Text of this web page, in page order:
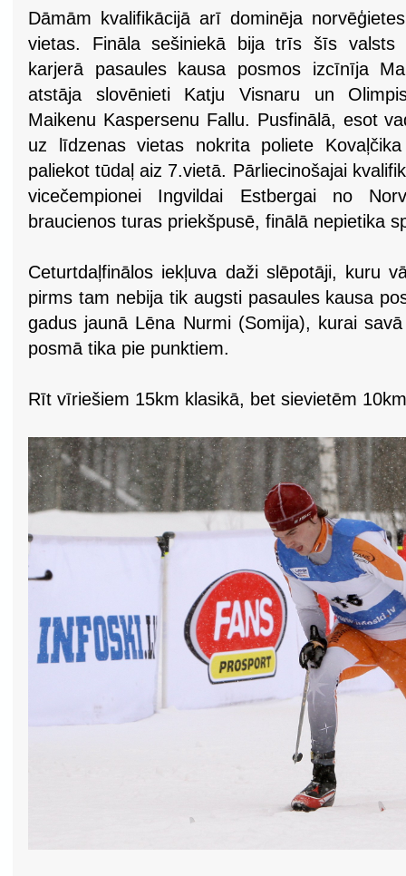
Dāmām kvalifikācijā arī dominēja
vietas. Fināla sešiniekā bija trīs šīs valsts
karjerā pasaules kausa posmos izcīnīja
atstāja slovēnieti Katju Visnaru un
Maikenu Kaspersenu Fallu. Pusfinālā, esot
uz līdzenas vietas nokrita poliete
paliekot tūdaļ aiz 7.vietā. Pārliecinošajai
vicečempionei Ingvildai Estbergai no
braucienos turas priekšpusē, finālā nepietika
Ceturtdaļfinālos iekļuva daži slēpotāji, kuru
pirms tam nebija tik augsti pasaules kausa
gadus jaunā Lēna Nurmi (Somija), kurai
posmā tika pie punktiem.
Rīt vīriešiem 15km klasikā, bet sievietēm